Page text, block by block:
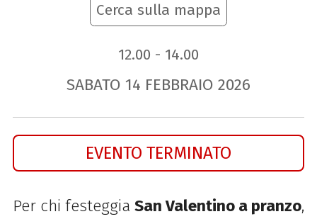
Cerca sulla mappa
12.00 - 14.00
SABATO 14 FEBBRAIO 2026
EVENTO TERMINATO
Per chi festeggia San Valentino a pranzo,